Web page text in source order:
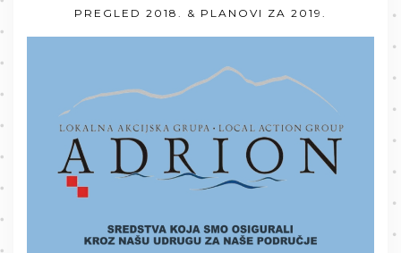
PREGLED 2018. & PLANOVI ZA 2019.